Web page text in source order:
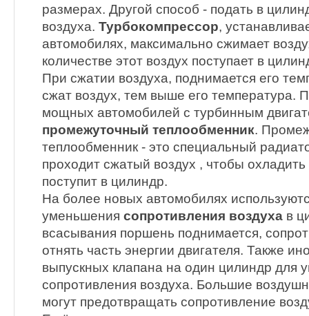
размерах. Другой способ - подать в
воздуха. Турбокомпрессор,
автомобилях, максимально сжимает
количестве этот воздух поступает в
При сжатии воздуха, поднимается его
сжат воздух, тем выше его температура.
мощных автомобилей с турбинным
промежуточный теплообменник.
теплообменник - это специальный
проходит сжатый воздух , чтобы
поступит в цилиндр.
На более новых автомобилях
уменьшения сопротивления воздуха в
всасывания поршень поднимается,
отнять часть энергии двигателя. Также
выпускных клапана на один цилиндр для
сопротивления воздуха. Большие
могут предотвращать сопротивление